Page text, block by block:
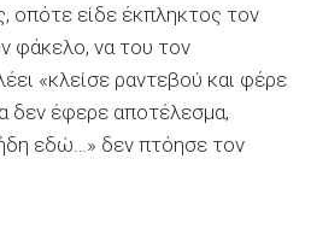
οπότε είδε έκπληκτος τον
φάκελο, να του τον
«κλείσε ραντεβού και φέρε
δεν έφερε αποτέλεσμα,
εδώ…» δεν πτόησε τον